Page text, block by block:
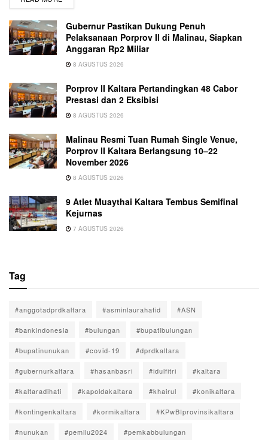
Gubernur Pastikan Dukung Penuh
Pelaksanaan Porprov II di Malinau, Siapkan
Anggaran Rp2 Miliar
8 AGUSTUS 2026
Porprov II Kaltara Pertandingkan 48 Cabor
Prestasi dan 2 Eksibisi
8 AGUSTUS 2026
Malinau Resmi Tuan Rumah Single Venue,
Porprov II Kaltara Berlangsung 10–22
November 2026
8 AGUSTUS 2026
9 Atlet Muaythai Kaltara Tembus Semifinal
Kejurnas
7 AGUSTUS 2026
Tag
#anggotadprdkaltara #asminlaurahafid #ASN
#bankindonesia #bulungan #bupatibulungan
#bupatinunukan #covid-19 #dprdkaltara
#gubernurkaltara #hasanbasri #idulfitri #kaltara
#kaltaradihati #kapoldakaltara #khairul #konikaltara
#kontingenkaltara #kormikaltara #KPwBIprovinsikaltara
#nunukan #pemilu2024 #pemkabbulungan